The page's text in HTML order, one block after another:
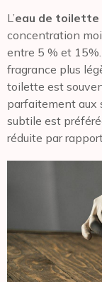
L’eau de toilette
concentration
entre 5 % et
fragrance plus
toilette est
parfaitement aux
subtile est
réduite par